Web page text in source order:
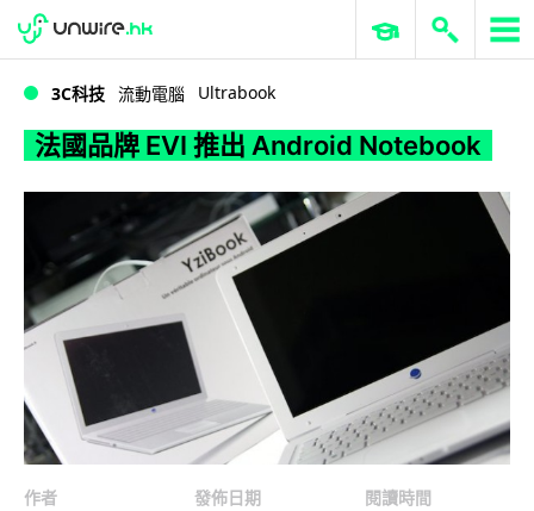
法國品牌 EVI 推出 Android Notebook
WWDC 2026 ERP 與商業 AI
3C科技 流動電腦 Ultrabook
法國品牌 EVI 推出 Android Notebook
作者
發佈日期
閱讀時間